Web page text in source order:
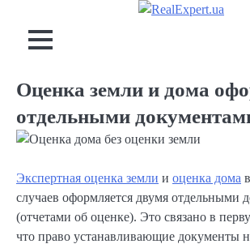
content
Оценка земли и дома
отдельными
Экспертная оценка земли и оценка дома
случаев оформляется двумя отдельными
(отчетами об оценке). Это связано в
что право устанавливающие документы